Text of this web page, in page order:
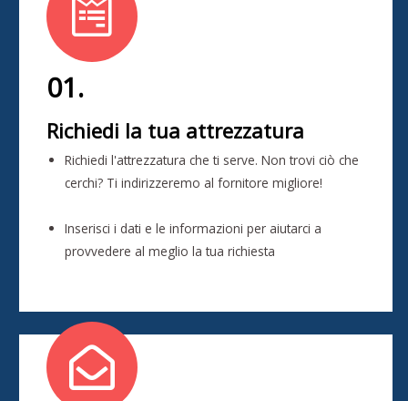
01.
Richiedi la tua attrezzatura
Richiedi l'attrezzatura che ti serve. Non trovi ciò che
cerchi? Ti indirizzeremo al fornitore migliore!
Inserisci i dati e le informazioni per aiutarci a
provvedere al meglio la tua richiesta